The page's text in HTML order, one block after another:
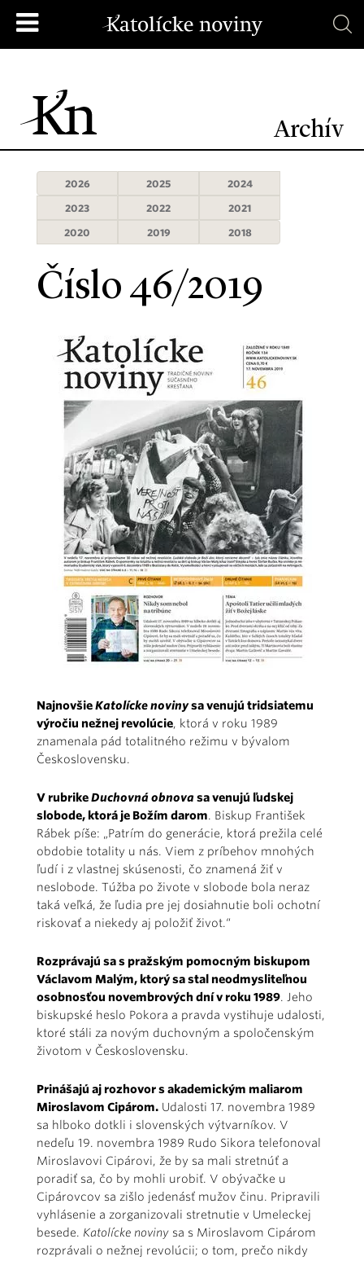
Archív
2026 2025
2024
2023
2022
2021
2020
2019 2018
Číslo 46/2019
NajnovšieKatolícke novinysa venujú tridsiatemu
výročiu nežnej revolúcie, ktorá v roku 1989
znamenala pád totalitného režimu v bývalom
Československu.
V rubrikeDuchovná obnova sa venujú ľudskej
slobode, ktorá je Božím darom. Biskup František
Rábek píše: „Patrím do generácie, ktorá prežila celé
obdobie totality u nás. Viem z príbehov mnohých
ľudí i z vlastnej skúsenosti, čo znamená žiť v
neslobode. Túžba po živote v slobode bola neraz
taká veľká, že ľudia pre jej dosiahnutie boli ochotní
riskovať a niekedy aj položiť život.“
Rozprávajú sa s pražským pomocným biskupom
Václavom Malým, ktorý sa stal neodmysliteľnou
osobnosťou novembrových dní v roku 1989. Jeho
biskupské heslo Pokora a pravda vystihuje udalosti,
ktoré stáli za novým duchovným a spoločenským
životom v Československu.
Prinášajú aj rozhovor s akademickým maliarom
Miroslavom Cipárom. Udalosti 17. novembra 1989
sa hlboko dotkli i slovenských výtvarníkov. V
nedeľu 19. novembra 1989 Rudo Sikora telefonoval
Miroslavovi Cipárovi, že by sa mali stretnúť a
poradiť sa, čo by mohli urobiť. V obývačke u
Cipárovcov sa zišlo jedenásť mužov činu. Pripravili
vyhlásenie a zorganizovali stretnutie v Umeleckej
besede. Katolícke noviny sa s Miroslavom Cipárom
rozprávali o nežnej revolúcii; o tom, prečo nikdy